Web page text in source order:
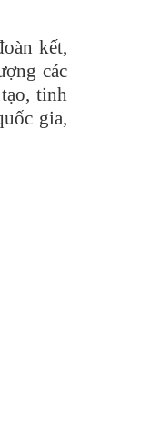
kết,
các
tinh
gia,